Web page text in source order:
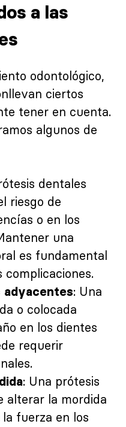
a las
odontológico,
ciertos
tener en cuenta.
algunos de
dentales
riesgo de
o en los
una
es fundamental
complicaciones.
adyacentes: Una
o colocada
en los dientes
requerir
: Una prótesis
alterar la mordida
fuerza en los